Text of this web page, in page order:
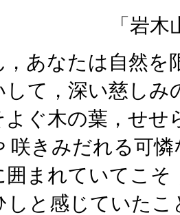
「岩
あなたは自然を
して，深い慈し
よぐ木の葉，せ
咲きみだれる可
囲まれていてこ
しと感じていた